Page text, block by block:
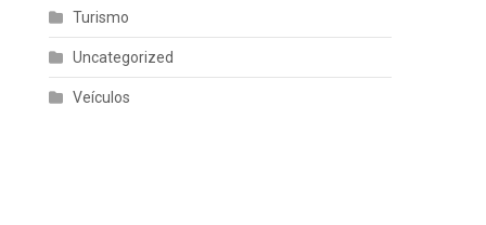
Turismo
Uncategorized
Veículos